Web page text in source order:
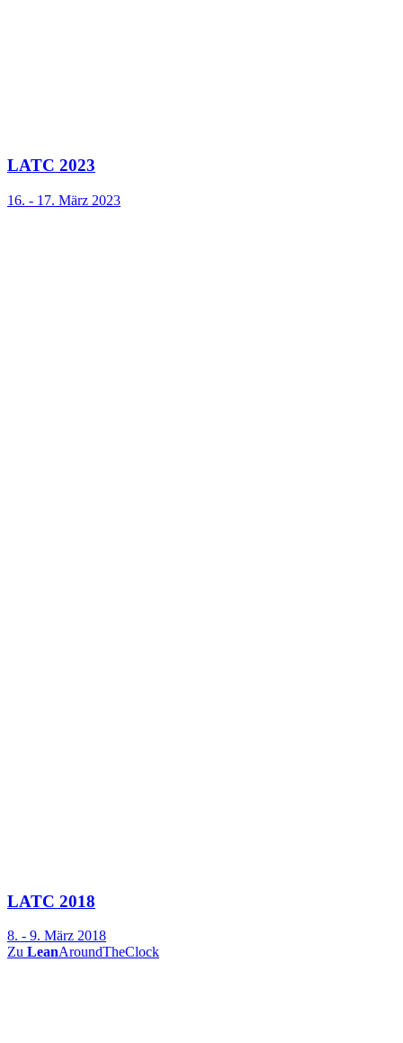
LATC 2023
16. - 17. März 2023
LATC 2018
8. - 9. März 2018
Zu LeanAroundTheClock